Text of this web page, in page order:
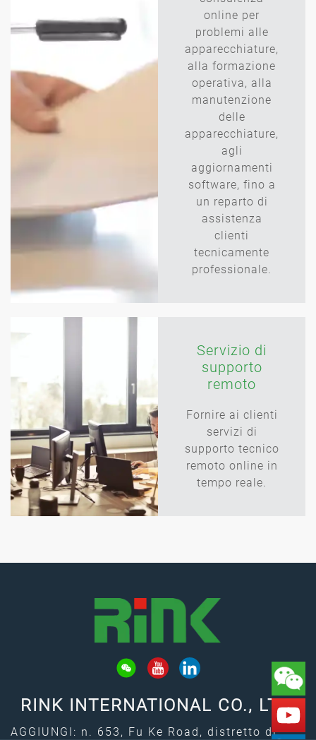
online per
problemi alle
apparecchiature,
alla formazione
operativa, alla
manutenzione
delle
apparecchiature,
agli
aggiornamenti
software, fino a
un reparto di
assistenza
clienti
tecnicamente
professionale.
Servizio di
supporto
remoto
Fornire ai clienti
servizi di
supporto tecnico
remoto online in
tempo reale.
RINK INTERNATIONAL CO., LTD.
AGGIUNGI: n. 653, Fu Ke Road, distretto di